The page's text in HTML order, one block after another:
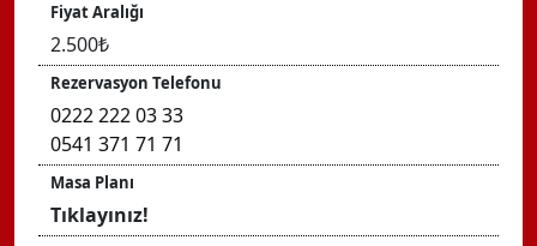
Fiyat Aralığı
2.500₺
Rezervasyon Telefonu
0222 222 03 33
0541 371 71 71
Masa Planı
Tıklayınız!